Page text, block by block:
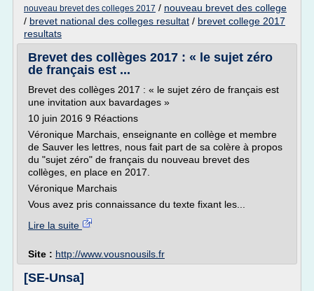
nouveau brevet des colleges 2017 / nouveau brevet des college
/ brevet national des colleges resultat / brevet college 2017
resultats
Brevet des collèges 2017 : « le sujet zéro
de français est ...
Brevet des collèges 2017 : « le sujet zéro de français est
une invitation aux bavardages »
10 juin 2016 9 Réactions
Véronique Marchais, enseignante en collège et membre
de Sauver les lettres, nous fait part de sa colère à propos
du "sujet zéro" de français du nouveau brevet des
collèges, en place en 2017.
Véronique Marchais
Vous avez pris connaissance du texte fixant les...
Lire la suite
Site : http://www.vousnousils.fr
[SE-Unsa]